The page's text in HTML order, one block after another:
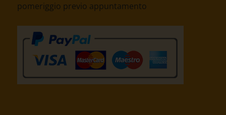
pomeriggio previo appuntamento